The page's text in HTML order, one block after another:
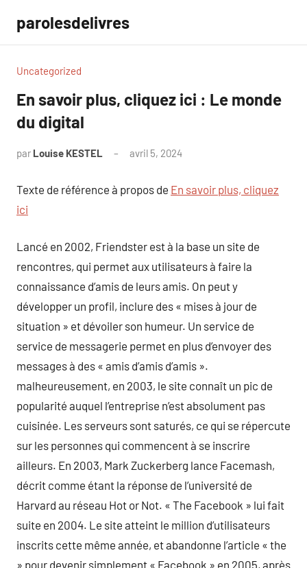
contenu
parolesdelivres
Uncategorized
En savoir plus, cliquez ici : Le monde
du digital
par Louise KESTEL avril 5, 2024
Texte de référence à propos de En savoir plus, cliquez
ici
Lancé en 2002, Friendster est à la base un site de
rencontres, qui permet aux utilisateurs à faire la
connaissance d’amis de leurs amis. On peut y
développer un profil, inclure des « mises à jour de
situation » et dévoiler son humeur. Un service de
service de messagerie permet en plus d’envoyer des
messages à des « amis d’amis d’amis ».
malheureusement, en 2003, le site connaît un pic de
popularité auquel l’entreprise n’est absolument pas
cuisinée. Les serveurs sont saturés, ce qui se répercute
sur les personnes qui commencent à se inscrire
ailleurs. En 2003, Mark Zuckerberg lance Facemash,
décrit comme étant la réponse de l’université de
Harvard au réseau Hot or Not. « The Facebook » lui fait
suite en 2004. Le site atteint le million d’utilisateurs
inscrits cette même année, et abandonne l’article « the
» pour devenir simplement « Facebook » en 2005, après